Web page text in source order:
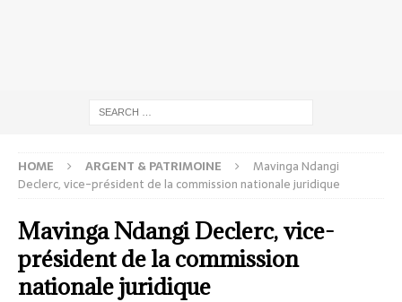
HOME ARGENT & PATRIMOINE
Mavinga Ndangi
Declerc, vice-président de la commission nationale juridique
Mavinga Ndangi Declerc, vice-
président de la commission
nationale juridique